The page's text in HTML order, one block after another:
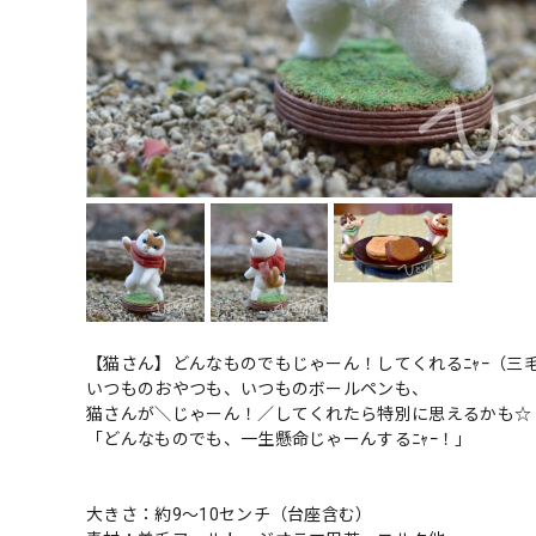
【猫さん】どんなものでもじゃーん！してくれるﾆｬｰ（三
いつものおやつも、いつものボールペンも、
猫さんが＼じゃーん！／してくれたら特別に思えるかも☆
「どんなものでも、一生懸命じゃーんするﾆｬｰ！」
大きさ：約9～10センチ（台座含む）